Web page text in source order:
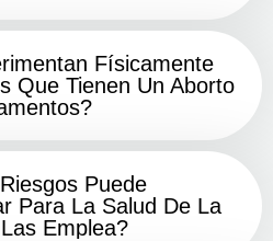
Físicamente
Que Tienen Un Aborto
Puede
Para La Salud De La
Emplea?